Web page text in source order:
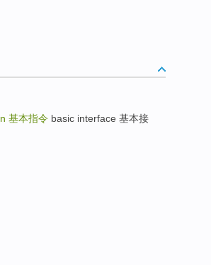
基本指令 basic interface 基本接